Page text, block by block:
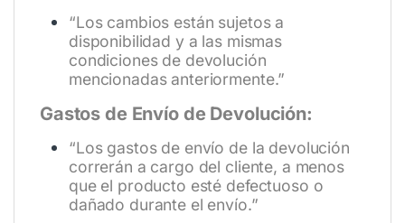
“Los cambios están sujetos a
disponibilidad y a las mismas
condiciones de devolución
mencionadas anteriormente.”
Gastos de Envío de Devolución:
“Los gastos de envío de la devolución
correrán a cargo del cliente, a menos
que el producto esté defectuoso o
dañado durante el envío.”